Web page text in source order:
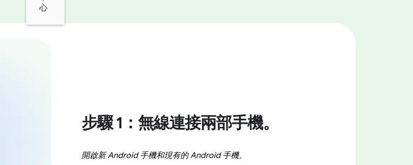
心
步驟 1：無線連接兩部手機。
開啟新 Android 手機和現有的 Android 手機。